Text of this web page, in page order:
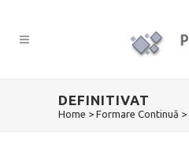
DEFINITIVAT
Home > Formare Continuă >